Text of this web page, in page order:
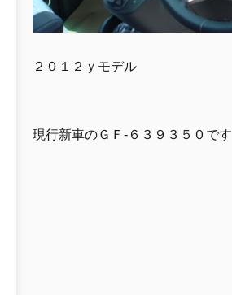
２０１２ｙモデル
現行新車のＧＦ-６３９３５０です